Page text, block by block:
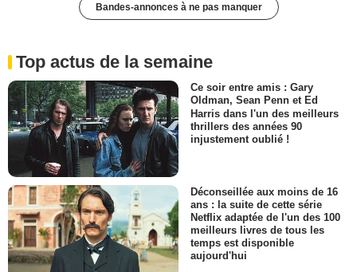
Bandes-annonces à ne pas manquer
Top actus de la semaine
Ce soir entre amis : Gary
Oldman, Sean Penn et Ed
Harris dans l'un des meilleurs
thrillers des années 90
injustement oublié !
Déconseillée aux moins de 16
ans : la suite de cette série
Netflix adaptée de l'un des 100
meilleurs livres de tous les
temps est disponible
aujourd'hui